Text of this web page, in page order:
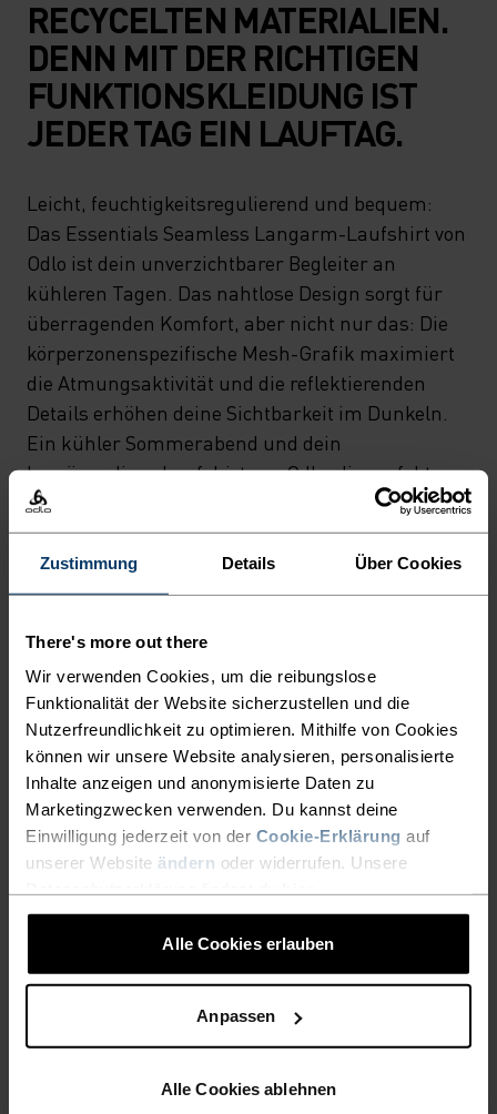
Zustimmung Details Über Cookies
There's more out there
Wir verwenden Cookies, um die reibungslose
Funktionalität der Website sicherzustellen und die
Nutzerfreundlichkeit zu optimieren. Mithilfe von Cookies
können wir unsere Website analysieren, personalisierte
Inhalte anzeigen und anonymisierte Daten zu
Marketingzwecken verwenden. Du kannst deine
Einwilligung jederzeit von der Cookie-Erklärung auf
unserer Website ändern oder widerrufen. Unsere
Alle Cookies erlauben
Anpassen
Alle Cookies ablehnen
RECYCELTEN MATERIALIEN.
DENN MIT DER RICHTIGEN
FUNKTIONSKLEIDUNG IST
JEDER TAG EIN LAUFTAG.
Leicht, feuchtigkeitsregulierend und bequem:
Das Essentials Seamless Langarm-Laufshirt von
Odlo ist dein unverzichtbarer Begleiter an
kühleren Tagen. Das nahtlose Design sorgt für
überragenden Komfort, aber nicht nur das: Die
körperzonenspezifische Mesh-Grafik maximiert
die Atmungsaktivität und die reflektierenden
Details erhöhen deine Sichtbarkeit im Dunkeln.
Ein kühler Sommerabend und dein
langärmeliges Laufshirt von Odlo: die perfekte
Combo.
LEICHTER SCHNELLER
LAUFEN
Schnell trocken, unglaublich leicht: Performance-
Laufbekleidung, die alle anderen hinter sich lässt.
AKTIVITÄTSNIVEAU
NIEDRIG MODERAT HOCH
ALLES HOCHINTENSIVE AKTIVITÄTEN
Training - Running